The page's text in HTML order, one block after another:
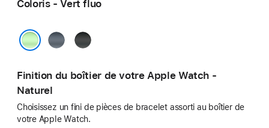
Coloris - Vert fluo
Bleu
Noir
Finition du boîtier de votre Apple Watch -
Naturel
Choisissez un fini de pièces de bracelet assorti au boîtier de
votre Apple Watch.